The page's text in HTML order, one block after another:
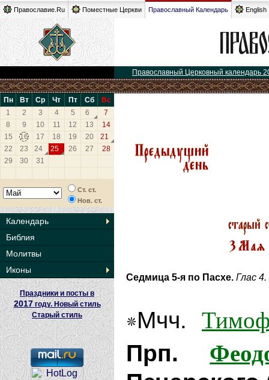
Православие.Ru Поместные Церкви Православный Календарь English
Православный Церковный календарь
Пн Вт Ср Чт Пт Сб
Вс
1
2 3 4 5 6
7
8
9 10 11 12 13
14
15
16 17 18 19 20
21
22
23 24 25 26 27
28
29
30 31
Ст. ст.
Нов. ст.
Календарь
Библия
Молитвы
Иконы
Праздники и посты в
2017году. Новый стиль
Старый стиль
Седмица 5-я по Пасхе. Глас 4.
Мчч.
Прп.